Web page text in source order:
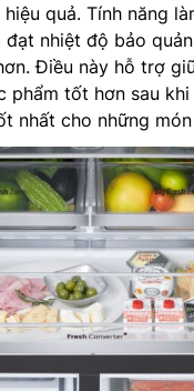
quả. Tính năng
đạt nhiệt độ bảo
Điều này hỗ trợ
phẩm tốt hơn sau khi
nhất cho những món